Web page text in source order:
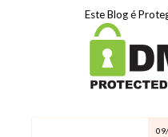
Este Blog é